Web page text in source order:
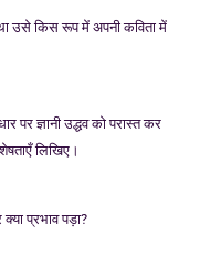
उसे किस रूप में अपनी कविता में
पर ज्ञानी उद्धव को परास्त कर
लिखिए।
प्रभाव पड़ा?